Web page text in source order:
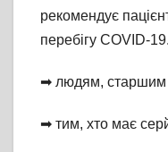
рекомендує
перебігу COVID-
➡︎ людям, старшим
➡︎ тим, хто має